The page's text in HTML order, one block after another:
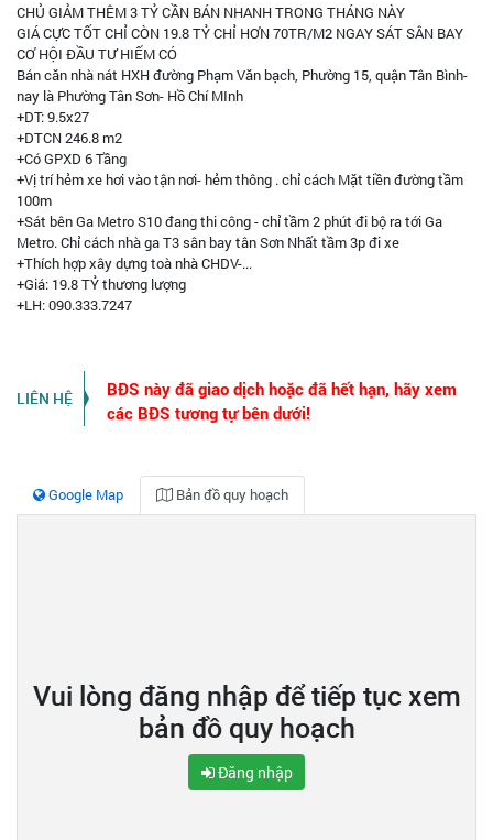
CHỦ GIẢM THÊM 3 TỶ CẦN BÁN NHANH TRONG THÁNG NÀY
GIÁ CỰC TỐT CHỈ CÒN 19.8 TỶ CHỈ HƠN 70TR/M2 NGAY SÁT SÂN BAY
CƠ HỘI ĐẦU TƯ HIẾM CÓ
Bán căn nhà nát HXH đường Phạm Văn bạch, Phường 15, quận Tân Bình-
nay là Phường Tân Sơn- Hồ Chí MInh
+DT: 9.5x27
+DTCN 246.8 m2
+Có GPXD 6 Tầng
+Vị trí hẻm xe hơi vào tận nơi- hẻm thông . chỉ cách Mặt tiền đường tầm
100m
+Sát bên Ga Metro S10 đang thi công - chỉ tầm 2 phút đi bộ ra tới Ga
Metro. Chỉ cách nhà ga T3 sân bay tân Sơn Nhất tầm 3p đi xe
+Thích hợp xây dựng toà nhà CHDV-...
+Giá: 19.8 TỶ thương lượng
+LH: 090.333.7247
LIÊN HỆ
BĐS này đã giao dịch hoặc đã hết hạn, hãy xem
các BĐS tương tự bên dưới!
Google Map Bản đồ quy hoạch
Vui lòng đăng nhập để tiếp tục xem
bản đồ quy hoạch
Đăng nhập